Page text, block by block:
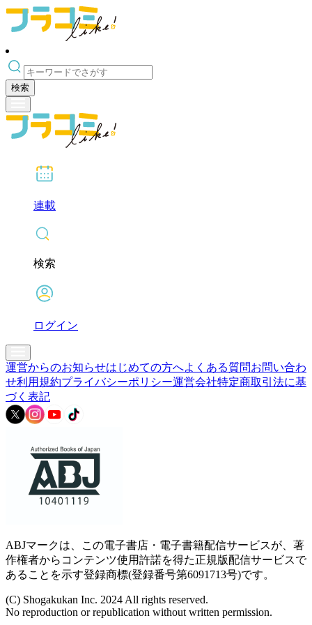
検索
連載
検索
ログイン
運営からのお知らせはじめての方へよくある質問お問い合わ
せ利用規約プライバシーポリシー運営会社特定商取引法に基
づく表記
ABJマークは、この電子書店・電子書籍配信サービスが、著
作権者からコンテンツ使用許諾を得た正規版配信サービスで
あることを示す登録商標(登録番号第6091713号)です。
(C) Shogakukan Inc. 2024 All rights reserved.
No reproduction or republication without written permission.